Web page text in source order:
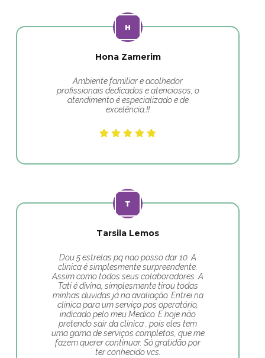
Hona Zamerim
Ambiente familiar e acolhedor
profissionais dedicados e atenciosos, o
atendimento é especializado e de
excelência.!!
Tarsila Lemos
Dou 5 estrelas pq nao posso dar 10. A
clinica é simplesmente surpreendente.
Assim como todos seus colaboradores. A
Tati é divina, simplesmente tirou todas
minhas duvidas já na avaliação. Entrei na
clínica para um serviço pos operatório,
indicado pelo meu Medico. E hoje não
pretendo sair da clinica , pois eles tem
uma gama de serviços completos, que me
fazem querer continuar. Só gratidão por
ter conhecido vcs.